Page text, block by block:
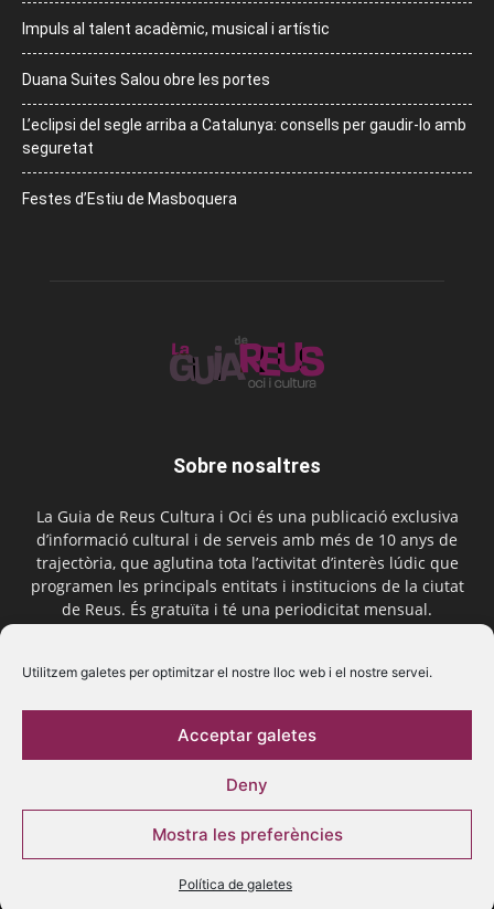
Utilitzem galetes per optimitzar el nostre lloc web i el nostre servei.
Acceptar galetes
Deny
Mostra les preferències
Política de galetes
Impuls al talent acadèmic, musical i artístic
Duana Suites Salou obre les portes
L’eclipsi del segle arriba a Catalunya: consells per gaudir-lo amb
seguretat
Festes d’Estiu de Masboquera
Sobre nosaltres
La Guia de Reus Cultura i Oci és una publicació exclusiva
d’informació cultural i de serveis amb més de 10 anys de
trajectòria, que aglutina tota l’activitat d’interès lúdic que
programen les principals entitats i institucions de la ciutat
de Reus. És gratuïta i té una periodicitat mensual.
Segueix-nos
© 2016 La Guia de Reus | Creada per Be Marketing